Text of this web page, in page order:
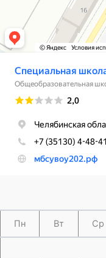
Пн Вт Ср